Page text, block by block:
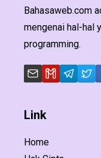
Bahasaweb.com
mengenai hal-hal
programming.
Link
Home